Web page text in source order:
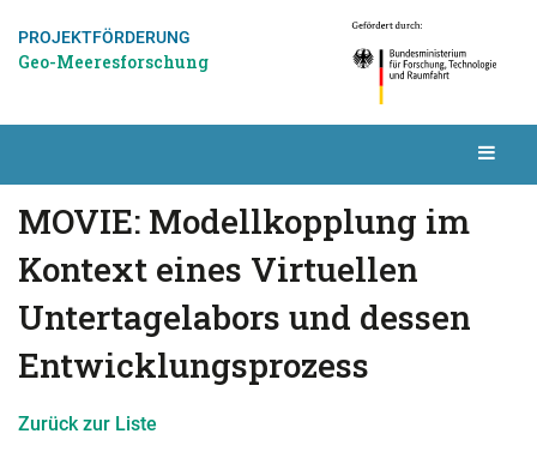
PROJEKTFÖRDERUNG
Geo-Meeresforschung
MOVIE: Modellkopplung im
Kontext eines Virtuellen
Untertagelabors und dessen
Entwicklungsprozess
Zurück zur Liste